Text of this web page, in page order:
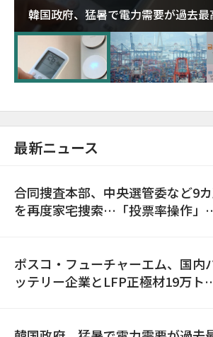
韓国政府、猛暑で電力需要が過去
に需給対応体制を点検
最新ニュース
合同捜査本部、中央選管委など9
を再度家宅捜索…「投票率操作」
ポスコ・フューチャーエム、国内
ッテリー企業とLFP正極材19万ト